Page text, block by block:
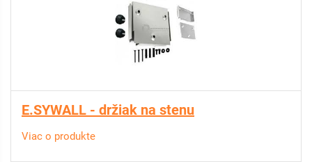
E.SYWALL - držiak na stenu
Viac o produkte